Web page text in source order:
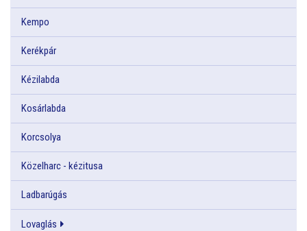
Kempo
Kerékpár
Kézilabda
Kosárlabda
Korcsolya
Közelharc - kézitusa
Ladbarúgás
Lovaglás